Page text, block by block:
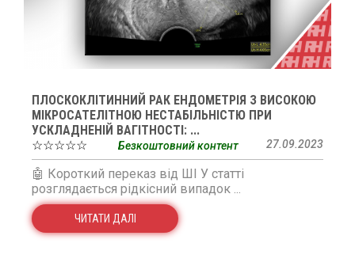
ПЛОСКОКЛІТИННИЙ РАК ЕНДОМЕТРІЯ З ВИСОКОЮ
МІКРОСАТЕЛІТНОЮ НЕСТАБІЛЬНІСТЮ ПРИ
УСКЛАДНЕНІЙ ВАГІТНОСТІ: ...
☆☆☆☆☆
27.09.2023
Безкоштовний контент
🤖 Короткий переказ від ШІ У статті
розглядається рідкісний випадок ...
ЧИТАТИ ДАЛІ